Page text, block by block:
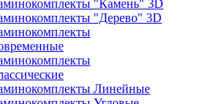
"Камень" 3D
"Дерево" 3D
Линейные